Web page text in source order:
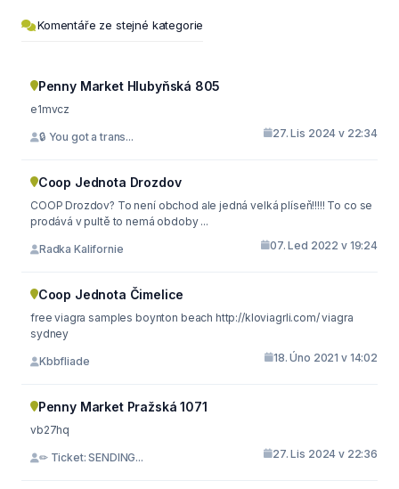
Komentáře ze stejné kategorie
Penny Market Hlubyňská 805
e1mvcz
🔒 You got a trans... 27. Lis 2024 v 22:34
Coop Jednota Drozdov
COOP Drozdov? To není obchod ale jedná velká plíseň!!!!! To co se
prodává v pultě to nemá obdoby ...
Radka Kalifornie 07. Led 2022 v 19:24
Coop Jednota Čimelice
free viagra samples boynton beach http://kloviagrli.com/ viagra
sydney
Kbbfliade 18. Úno 2021 v 14:02
Penny Market Pražská 1071
vb27hq
✏ Ticket: SENDING... 27. Lis 2024 v 22:36